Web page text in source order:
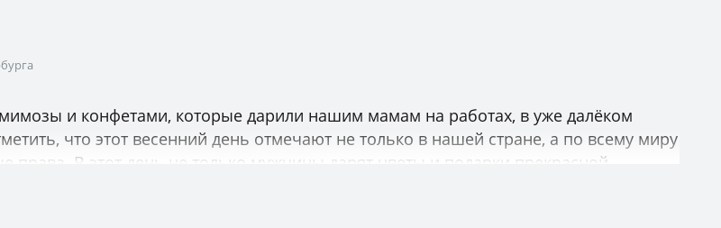
мимозы и конфетами, которые дарили нашим мамам на работах, в уже далёком
что этот весенний день отмечают не только в нашей стране, а по всему миру
права. В этот день не только мужчины дарят цветы и подарки прекрасной
мам, бабушек, подруг. Хотя у мужчин, безусловно, есть главный козырь — это